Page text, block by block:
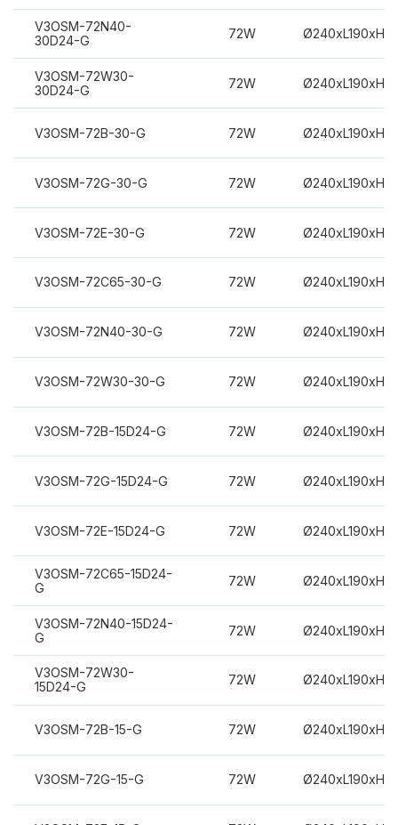
V3OSM-72N40-
30D24-G
72W
V3OSM-72W30-
30D24-G
72W
V3OSM-72B-30-G 72W
V3OSM-72G-30-G 72W
V3OSM-72E-30-G 72W
V3OSM-72C65-30-G 72W
V3OSM-72N40-30-G 72W
V3OSM-72W30-30-G 72W
V3OSM-72B-15D24-G 72W
V3OSM-72G-15D24-G 72W
V3OSM-72E-15D24-G 72W
V3OSM-72C65-15D24-
G
72W
V3OSM-72N40-15D24-
G
72W
V3OSM-72W30-
15D24-G
72W
V3OSM-72B-15-G 72W
V3OSM-72G-15-G 72W